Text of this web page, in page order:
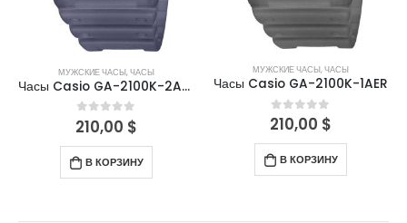
МУЖСКИЕ ЧАСЫ,ЧАСЫ
Часы Casio GA-2100K-2AER
0out of 5
210,00 $
В КОРЗИНУ
МУЖСКИЕ ЧАСЫ,ЧАСЫ
Часы Casio GA-2100K-1AER
0out of 5
210,00 $
В КОРЗИНУ